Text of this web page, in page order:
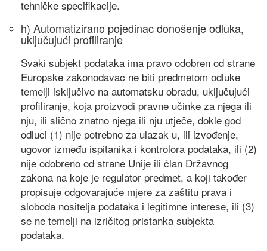
tehničke specifikacije.
h) Automatizirano pojedinac donošenje odluka,
uključujući profiliranje
Svaki subjekt podataka ima pravo odobren od strane
Europske zakonodavac ne biti predmetom odluke
temelji isključivo na automatsku obradu, uključujući
profiliranje, koja proizvodi pravne učinke za njega ili
nju, ili slično znatno njega ili nju utječe, dokle god
odluci (1) nije potrebno za ulazak u, ili izvođenje,
ugovor između ispitanika i kontrolora podataka, ili (2)
nije odobreno od strane Unije ili član Državnog
zakona na koje je regulator predmet, a koji također
propisuje odgovarajuće mjere za zaštitu prava i
sloboda nositelja podataka i legitimne interese, ili (3)
se ne temelji na izričitog pristanka subjekta
podataka.